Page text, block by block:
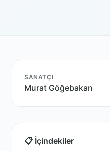
SANATÇI
Murat Göğebakan
📋 İçindekiler